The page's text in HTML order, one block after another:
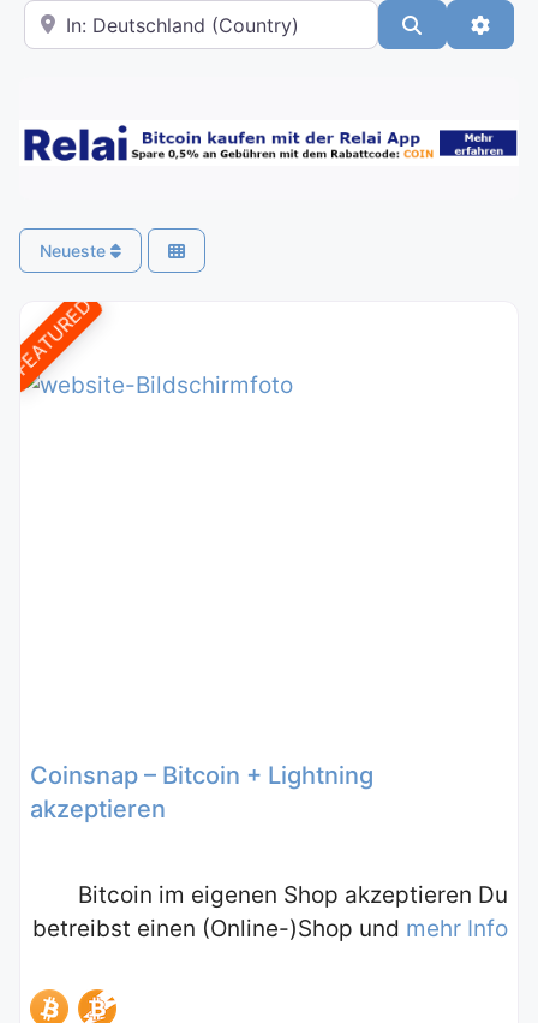
In der Nähe Suchen
Neueste
FEATURED
Coinsnap – Bitcoin + Lightning
akzeptieren
Bitcoin im eigenen Shop akzeptieren Du
betreibst einen (Online-)Shop und mehr Info